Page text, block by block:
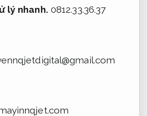
lý nhanh. 0812.33.36.37